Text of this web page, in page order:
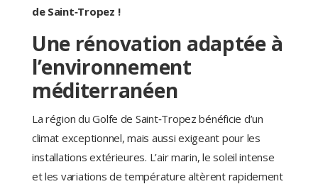
de Saint‑Tropez !
Une rénovation adaptée à
l’environnement
méditerranéen
La région du Golfe de Saint‑Tropez bénéficie d’un
climat exceptionnel, mais aussi exigeant pour les
installations extérieures. L’air marin, le soleil intense
et les variations de température altèrent rapidement